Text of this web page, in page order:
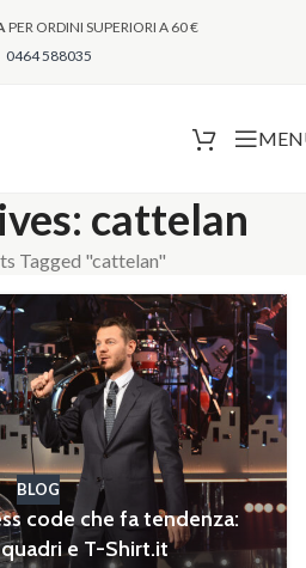
PER ORDINI SUPERIORI A 60 €
0464 588035
cattelan
Tagged "cattelan"
BLOG
code che fa tendenza:
e T-Shirt.it